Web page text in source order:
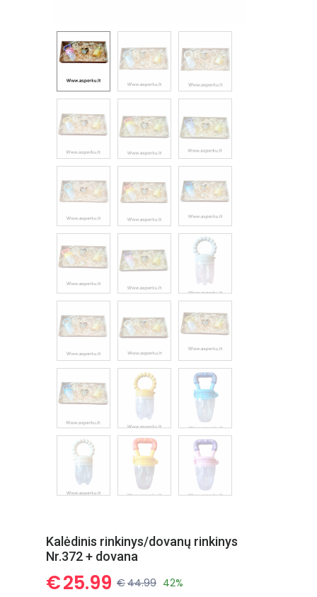
Kalėdinis rinkinys/dovanų rinkinys
Nr.372 + dovana
€25.99 €44.99 42%